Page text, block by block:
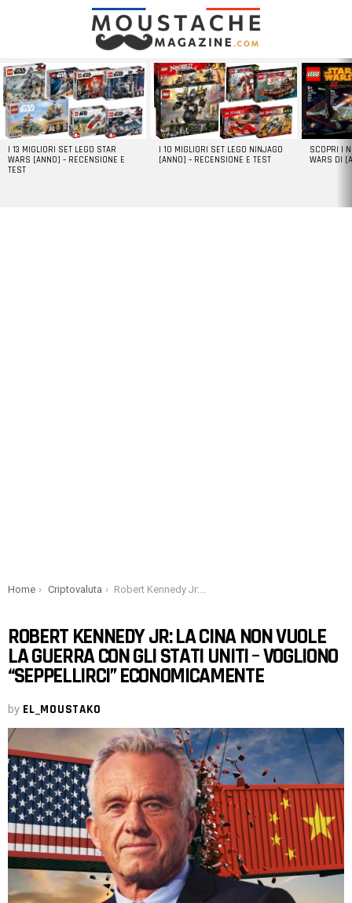
LATEST
STORIES
I 13 MIGLIORI SET LEGO STAR
WARS [ANNO] – RECENSIONE E
TEST
I 10 MIGLIORI SET LEGO NINJAGO
[ANNO] – RECENSIONE E TEST
SCOPRI I
WARS DI
You are here:
Home Criptovaluta Robert Kennedy Jr: La Cina non vuole la guerra con gli Stati Uniti – Vogliono “seppellirci” economicamente
ROBERT KENNEDY JR: LA CINA NON VUOLE
LA GUERRA CON GLI STATI UNITI – VOGLIONO
“SEPPELLIRCI” ECONOMICAMENTE
by EL_MOUSTAKO